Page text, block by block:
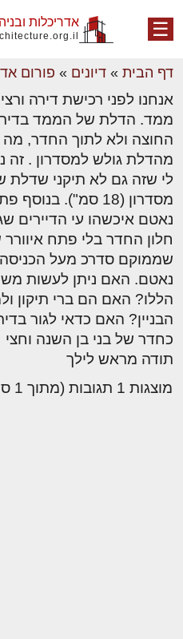
☰ אדריכלות
דף הבית » דיונים » פורום
אנחנו לפני רכישת דירה
ממד. הדלת של הממד
מהדלת גולש למסדרון . זה
לי שזה גם לא תיקני שדלת
מסדרון (18 סמ").
נאטם איכשהו עי הדיירים
חלון החדר בלי פתח
שממוקם סדרכ מעל
נאטם. האם ניתן לעשות
הללו? האם הם ברי תיקון
הבניין? האם כדאי לגור
כחדר של בני בן השנה וחצי
תודה מראש לילך
מוצגות 1 תגובות (מתוך 1 סה״כ)